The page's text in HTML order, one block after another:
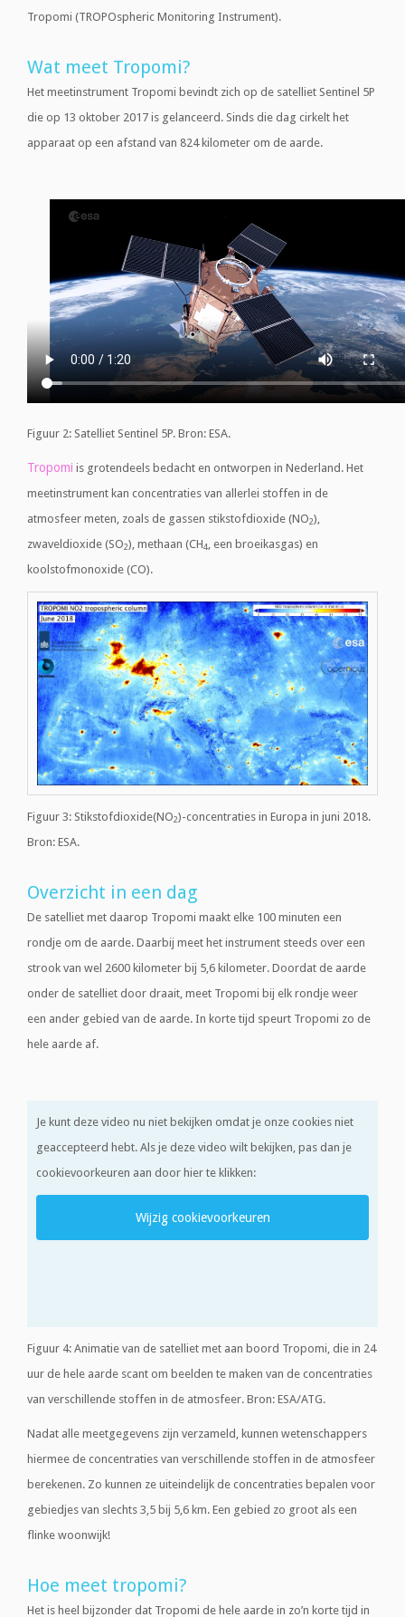
Tropomi (TROPOspheric Monitoring Instrument).
Wat meet Tropomi?
Het meetinstrument Tropomi bevindt zich op de satelliet Sentinel 5P
die op 13 oktober 2017 is gelanceerd. Sinds die dag cirkelt het
apparaat op een afstand van 824 kilometer om de aarde.
Figuur 2: Satelliet Sentinel 5P. Bron: ESA.
Tropomi is grotendeels bedacht en ontworpen in Nederland. Het
meetinstrument kan concentraties van allerlei stoffen in de
atmosfeer meten, zoals de gassen stikstofdioxide (NO2),
zwaveldioxide (SO2), methaan (CH4, een broeikasgas) en
koolstofmonoxide (CO).
Figuur 3: Stikstofdioxide(NO2)-concentraties in Europa in juni 2018.
Bron: ESA.
Overzicht in een dag
De satelliet met daarop Tropomi maakt elke 100 minuten een
rondje om de aarde. Daarbij meet het instrument steeds over een
strook van wel 2600 kilometer bij 5,6 kilometer. Doordat de aarde
onder de satelliet door draait, meet Tropomi bij elk rondje weer
een ander gebied van de aarde. In korte tijd speurt Tropomi zo de
hele aarde af.
Je kunt deze video nu niet bekijken omdat je onze cookies niet
geaccepteerd hebt. Als je deze video wilt bekijken, pas dan je
cookievoorkeuren aan door hier te klikken:
Wijzig cookievoorkeuren
Figuur 4: Animatie van de satelliet met aan boord Tropomi, die in 24
uur de hele aarde scant om beelden te maken van de concentraties
van verschillende stoffen in de atmosfeer. Bron: ESA/ATG.
Nadat alle meetgegevens zijn verzameld, kunnen wetenschappers
hiermee de concentraties van verschillende stoffen in de atmosfeer
berekenen. Zo kunnen ze uiteindelijk de concentraties bepalen voor
gebiedjes van slechts 3,5 bij 5,6 km. Een gebied zo groot als een
flinke woonwijk!
Hoe meet tropomi?
Het is heel bijzonder dat Tropomi de hele aarde in zo’n korte tijd in